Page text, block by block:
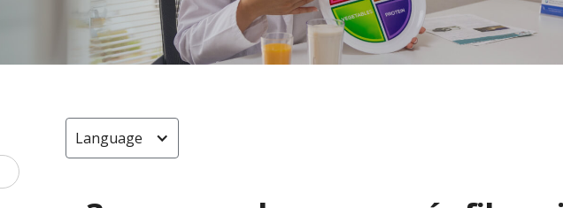
Language